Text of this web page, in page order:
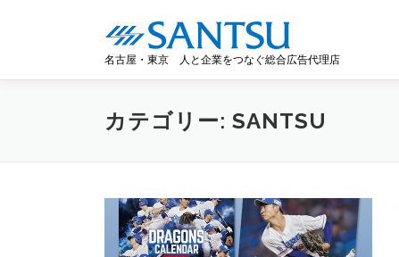
名古屋・東京 人と企業をつなぐ総合広告代理店
カテゴリー: SANTSU